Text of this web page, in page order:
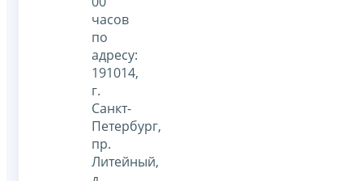
часов
по
адресу:
191014,
г.
Санкт-
Петербург,
пр.
Литейный,